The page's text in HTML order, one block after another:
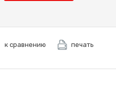
к сравнению печать